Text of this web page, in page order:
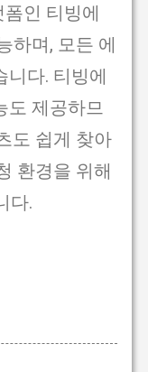
인 티빙에
하며, 모든 에
니다. 티빙에
도 제공하므
도 쉽게 찾아
환경을 위해
다.